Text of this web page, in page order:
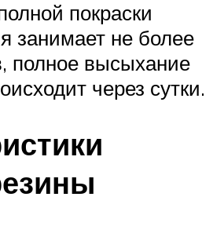
покраски
занимает не более
полное высыхание
через сутки.